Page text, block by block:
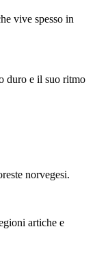
vive spesso in
duro e il suo ritmo
norvegesi.
artiche e